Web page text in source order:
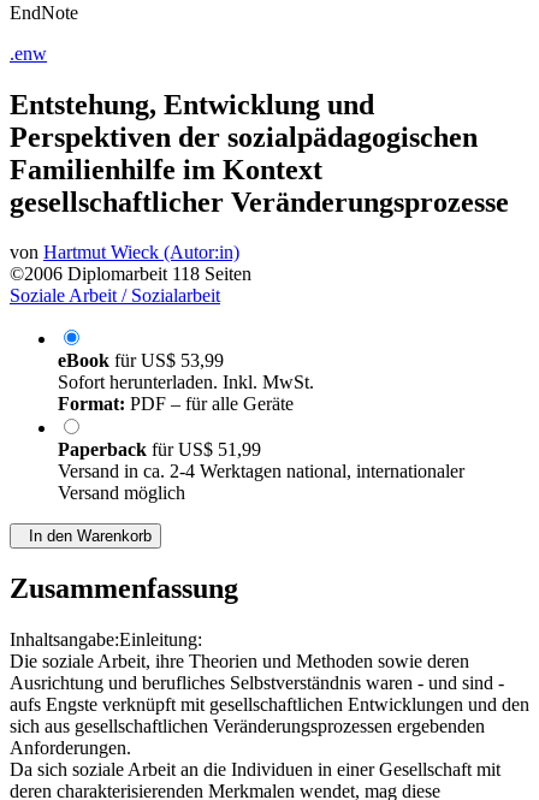
.bib
EndNote
.enw
Entstehung, Entwicklung und
Perspektiven der sozialpädagogischen
Familienhilfe im Kontext
gesellschaftlicher Veränderungsprozesse
vonHartmut Wieck (Autor:in)
Soziale Arbeit / Sozialarbeit
eBookfürUS$ 53,99
Sofort herunterladen. Inkl. MwSt.
Format:PDF – für alle Geräte
PaperbackfürUS$ 51,99
Versand möglich
In den Warenkorb
Zusammenfassung
Inhaltsangabe:Einleitung:
Die soziale Arbeit, ihre Theorien und Methoden sowie deren
Ausrichtung und berufliches Selbstverständnis waren - und sind -
aufs Engste verknüpft mit gesellschaftlichen Entwicklungen und den
sich aus gesellschaftlichen Veränderungsprozessen ergebenden
Anforderungen.